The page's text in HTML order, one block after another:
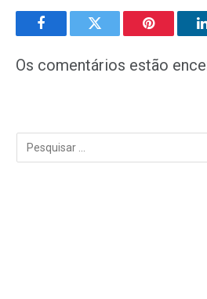
FacebookTwitter Pinterest
Os comentários estão